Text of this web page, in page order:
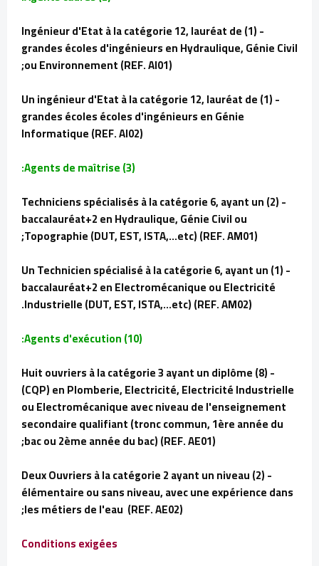
- (1) Ingénieur d'Etat à la catégorie 12, lauréat de
grandes écoles d'ingénieurs en Hydraulique, Génie Civil
ou Environnement (REF. AI01);
- (1) Un ingénieur d'Etat à la catégorie 12, lauréat de
grandes écoles écoles d'ingénieurs en Génie
Informatique (REF. AI02)
Agents de maîtrise (3):
- (2) Techniciens spécialisés à la catégorie 6, ayant un
baccalauréat+2 en Hydraulique, Génie Civil ou
Topographie (DUT, EST, ISTA,...etc) (REF. AM01);
- (1) Un Technicien spécialisé à la catégorie 6, ayant un
baccalauréat+2 en Electromécanique ou Electricité
Industrielle (DUT, EST, ISTA,...etc) (REF. AM02).
Agents d'exécution (10):
- (8) Huit ouvriers à la catégorie 3 ayant un diplôme
(CQP) en Plomberie, Electricité, Electricité Industrielle
ou Electromécanique avec niveau de l'enseignement
secondaire qualifiant (tronc commun, 1ère année du
bac ou 2ème année du bac) (REF. AE01);
- (2) Deux Ouvriers à la catégorie 2 ayant un niveau
élémentaire ou sans niveau, avec une expérience dans
les métiers de l'eau (REF. AE02);
Conditions exigées